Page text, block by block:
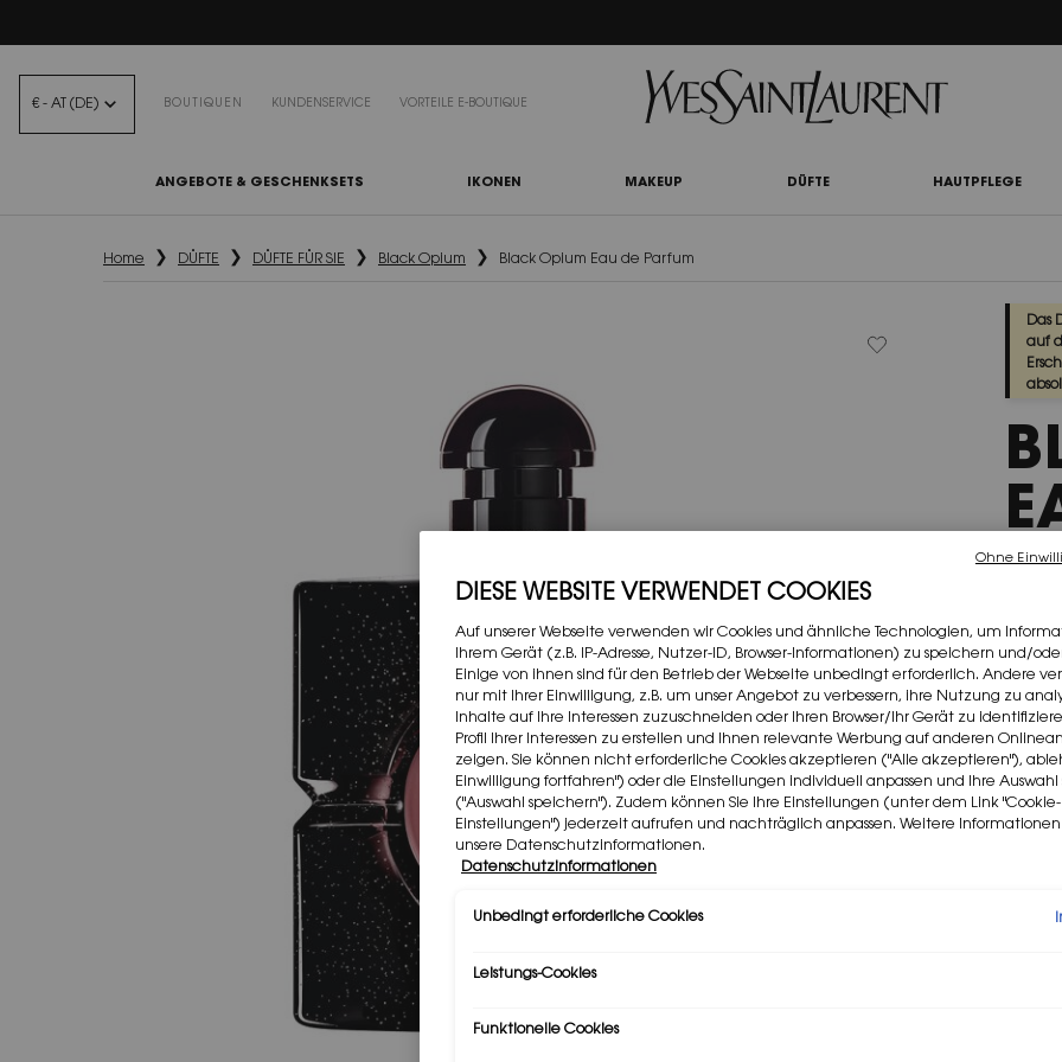
€ - AT (DE) BOUTIQUEN KUNDENSERVICE VORTEILE E-BOUTIQUE
ANGEBOTE & GESCHENKSETS IKONEN MAKEUP DÜFTE HAUTPFLEGE
Home DÜFTE DÜFTE FÜR SIE Black Opium Black Opium Eau de Parfum
Das
auf
2.725
€
DIESE WEBSITE VERWENDET COOKIES
Auf unserer Webseite verwenden wir Cookies und ähnliche Technologien, um
Ihrem Gerät (z.B. IP-Adresse, Nutzer-ID, Browser-Informationen) zu speichern und/
Einige von ihnen sind für den Betrieb der Webseite unbedingt erforderlich. Andere
nur mit Ihrer Einwilligung, z.B. um unser Angebot zu verbessern, ihre Nutzung zu
Inhalte auf Ihre Interessen zuzuschneiden oder Ihren Browser/Ihr Gerät zu
Profil Ihrer Interessen zu erstellen und Ihnen relevante Werbung auf anderen
zeigen. Sie können nicht erforderliche Cookies akzeptieren ("Alle akzeptieren"),
Einwilligung fortfahren") oder die Einstellungen individuell anpassen und Ihre Auswahl
("Auswahl speichern"). Zudem können Sie Ihre Einstellungen (unter dem Link "Cookie-
Einstellungen") jederzeit aufrufen und nachträglich anpassen. Weitere
unsere Datenschutzinformationen.
Datenschutzinformationen
Unbedingt erforderliche Cookies
Leistungs-Cookies
Funktionelle Cookies
Ohne